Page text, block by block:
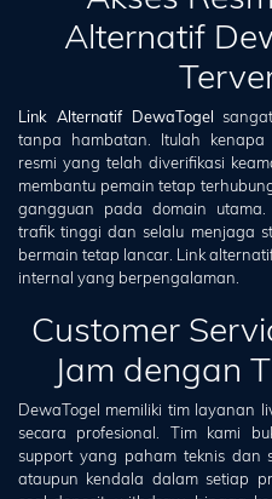
Alternatif
Link Alternatif DewaTogel
tanpa hambatan. Itulah
resmi yang telah diverifikasi
membantu pemain tetap
gangguan pada domain utama.
trafik tinggi dan selalu menjaga
bermain tetap lancar. Link
internal yang berpengalaman.
Customer
Jam dengan
DewaTogel memiliki tim layanan
secara profesional. Tim kami
support yang paham teknis dan
ataupun kendala dalam setiap